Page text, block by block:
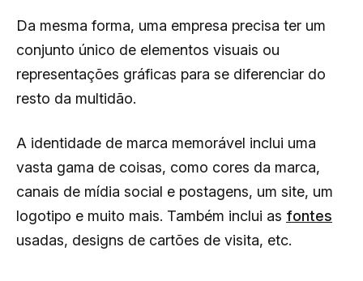
Da mesma forma, uma empresa precisa ter um
conjunto único de elementos visuais ou
representações gráficas para se diferenciar do
resto da multidão.
A identidade de marca memorável inclui uma
vasta gama de coisas, como cores da marca,
canais de mídia social e postagens, um site, um
logotipo e muito mais. Também inclui as fontes
usadas, designs de cartões de visita, etc.